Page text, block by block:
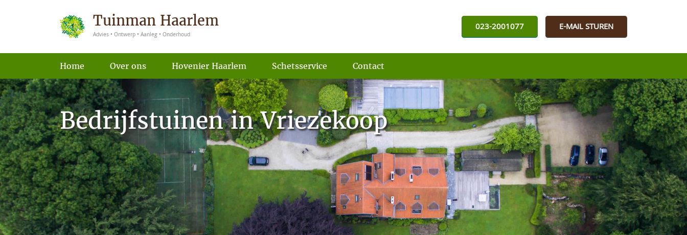
Tuinman Haarlem
Advies • Ontwerp • Aanleg • Onderhoud
023-2001077 E-MAIL STUREN
Home Over ons Hovenier Haarlem Schetsservice Contact
Bedrijfstuinen in Vriezekoop